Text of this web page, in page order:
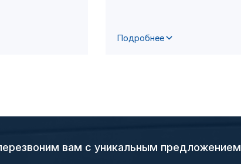
Подробнее
вам с уникальным предложением